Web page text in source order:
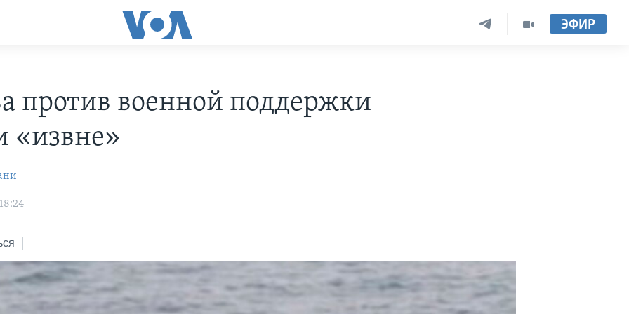
ЭФИР
против военной поддержки
«извне»